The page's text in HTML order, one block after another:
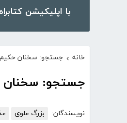
با اپلیکیشن کتابراه، بیش از ۵۰،۰۰۰ کتاب، کتاب صوتی و رمان را
خانه › جستجو: سخنان حکیم
جستجو: سخنان
نویسندگان: بزرگ علوی